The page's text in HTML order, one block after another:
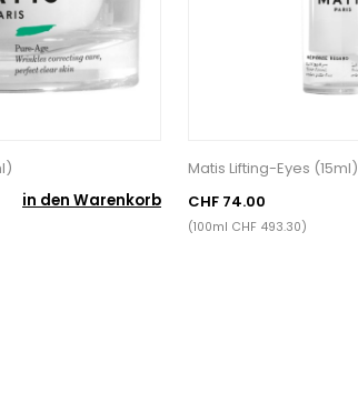
in den Warenkorb
Matis Lifting-Eyes (15ml)
CHF 74.00
(100ml CHF 493.30)